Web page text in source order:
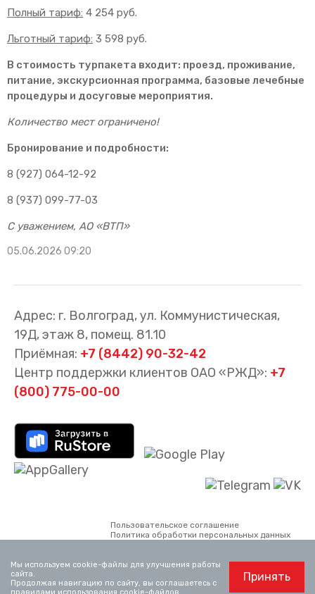
Полный тариф: 4 254 руб.
Льготный тариф: 3 598 руб.
В стоимость турпакета входит: проезд, проживание,
питание, экскурсионная программа, базовые лечебные
процедуры и досуговые мероприятия.
Количество мест ограничено!
Бронирование и подробности:
8 (927) 064-12-92
8 (937) 099-77-03
С уважением, АО «ВТП»
05.06.2026 09:20
Адрес: г. Волгоград, ул. Коммунистическая,
19Д, этаж 8, помещ. 81.10
Приёмная: +7 (8442) 90-32-42
Центр поддержки клиентов ОАО «РЖД»: +7
(800) 775-00-00
Пользовательское соглашение
Политика обработки персональных данных
«Волгоградтранспригород». Использование
материалов, опубликованных на сайте,
возможно только со ссылкой на сайт.
Официальный сайт ОАО «РЖД»
Мы используем cookie-файлы для улучшения работы
сайта.
Продолжая навигацию по сайту, вы соглашаетесь с
Принять